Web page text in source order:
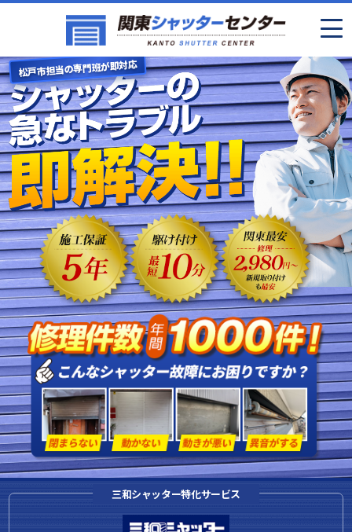
松戸市担当の専門班が即対応
三和シャッター特化サービス